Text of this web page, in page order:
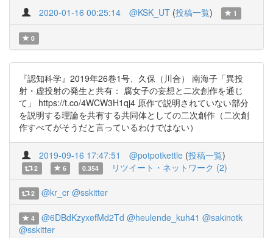
2020-01-16 00:25:14 @KSK_UT (投稿一覧) 1
0
『認知科学』2019年26巻1号、久保（川合） 南海子「異投
射・虚投射の発生と共有： 腐女子の妄想と二次創作を通じ
て」 https://t.co/4WCW3H1qj4 原作で説明されていない部分
を説明する理論を共有する共同体としての二次創作（二次創
作すべてがそうだと言っているわけではない）
2019-09-16 17:47:51 @potpotkettle (投稿一覧)
2 6 0.354 リツイート・ネットワーク (2)
2 @kr_cr @sskitter
4 @6DBdKzyxefMd2Td @heulende_kuh41 @sakinotk
@sskitter